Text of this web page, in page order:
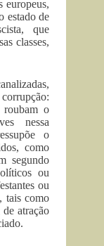
europeus,
estado de
que
classes,
roubam o
nessa
o
como
segundo
ou
ou
tais como
atração